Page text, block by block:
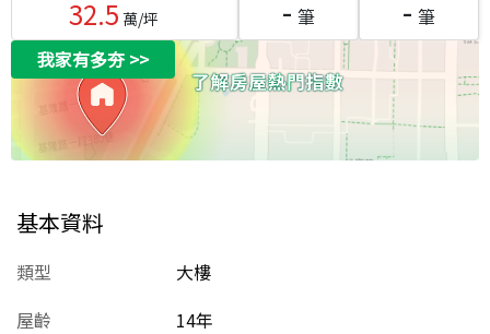
32.5 萬/坪 - 筆 - 筆
我家有多夯>>
基本資料
類型
大樓
屋齡
14年